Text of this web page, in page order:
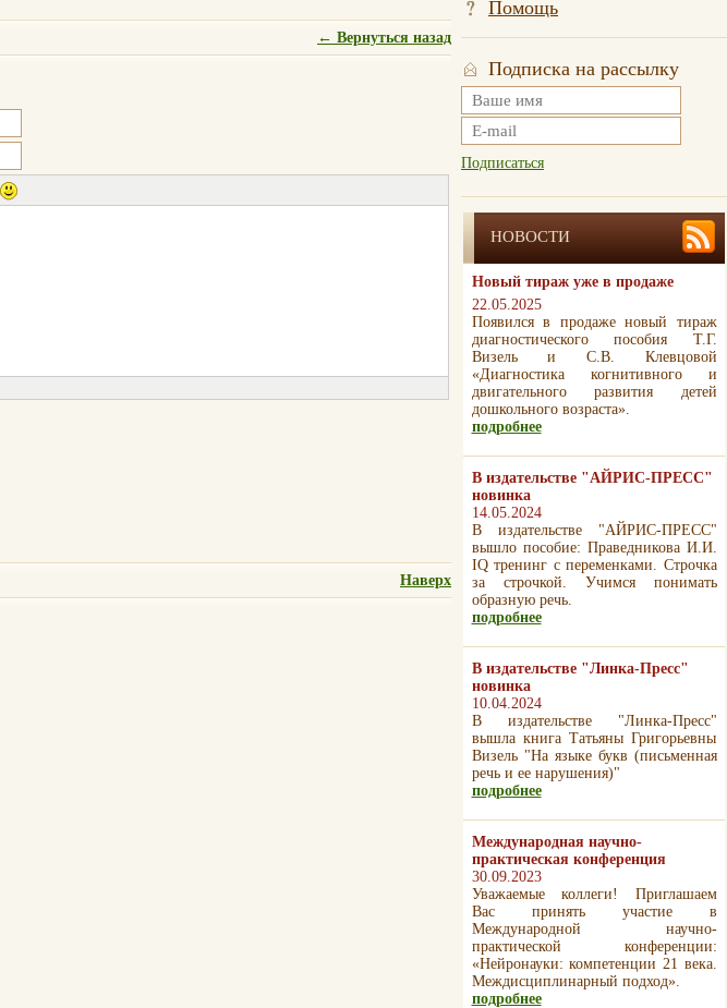
← Вернуться назад
Наверх
Помощь
Подписка на рассылку
Подписаться
НОВОСТИ
Новый тираж уже в продаже
22.05.2025
Появился в продаже новый тираж
диагностического пособия Т.Г.
Визель и С.В. Клевцовой
«Диагностика когнитивного и
двигательного развития детей
дошкольного возраста».
подробнее
В издательстве "АЙРИС-ПРЕСС"
новинка
14.05.2024
В издательстве "АЙРИС-ПРЕСС"
вышло пособие: Праведникова И.И.
IQ тренинг с переменками. Строчка
за строчкой. Учимся понимать
образную речь.
подробнее
В издательстве "Линка-Пресс"
новинка
10.04.2024
В издательстве "Линка-Пресс"
вышла книга Татьяны Григорьевны
Визель "На языке букв (письменная
речь и ее нарушения)"
подробнее
Международная научно-
практическая конференция
30.09.2023
Уважаемые коллеги! Приглашаем
Вас принять участие в
Международной научно-
практической конференции:
«Нейронауки: компетенции 21 века.
Междисциплинарный подход».
подробнее